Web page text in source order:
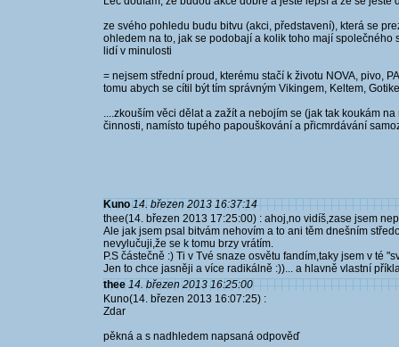
ze svého pohledu budu bitvu (akci, představení), která se
ohledem na to, jak se podobají a kolik toho mají
lidí v minulosti
= nejsem střední proud, kterému stačí k životu NOVA, pivo,
tomu abych se cítil být tím správným Vikingem, Keltem,
....zkouším věci dělat a zažít a nebojím se (jak tak koukám
činnosti, namísto tupého papouškování a přicmrdávání
Kuno 14. březen 2013 16:37:14
thee(14. březen 2013 17:25:00) : ahoj,no vidíš,zase jsem
Ale jak jsem psal bitvám nehovím a to ani těm dnešním
nevylučuji,že se k tomu brzy vrátím.
P.S částečně :) Ti v Tvé snaze osvětu fandím,taky jsem v té
Jen to chce jasněji a více radikálně :))... a hlavně vlastní
thee 14. březen 2013 16:25:00
Kuno(14. březen 2013 16:07:25) :
Zdar
pěkná a s nadhledem napsaná odpověď